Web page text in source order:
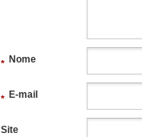
Nome
*
E-mail
*
Site